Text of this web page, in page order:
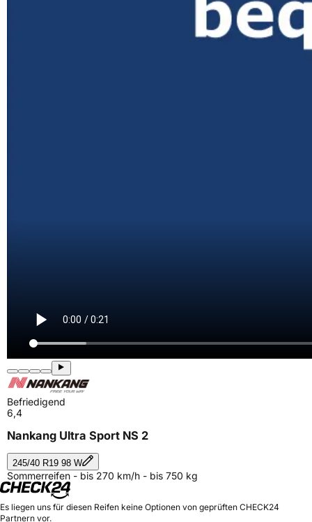
Befriedigend
6,4
Nankang Ultra Sport NS 2
245/40 R19 98 W
Sommerreifen - bis 270 km/h - bis 750 kg
Es liegen uns für diesen Reifen keine Optionen von geprüften CHECK24
Partnern vor.